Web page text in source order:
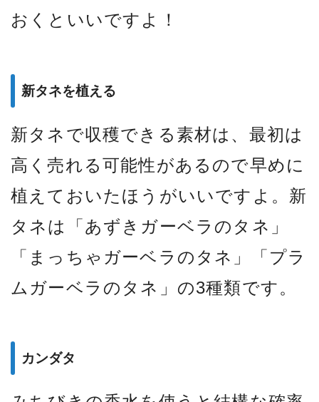
おくといいですよ！
新タネを植える
新タネで収穫できる素材は、最初は
高く売れる可能性があるので早めに
植えておいたほうがいいですよ。新
タネは「あずきガーベラのタネ」
「まっちゃガーベラのタネ」「プラ
ムガーベラのタネ」の3種類です。
カンダタ